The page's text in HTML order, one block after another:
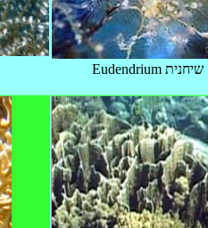
Eudendrium שיחנית